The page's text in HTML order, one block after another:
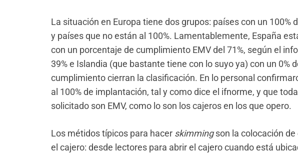
La situación en Europa tiene dos grupos: países con un 100%
y países que no están al 100%. Lamentablemente, España
con un porcentaje de cumplimiento EMV del 71%, según el
39% e Islandia (que bastante tiene con lo suyo ya) con un 0%
cumplimiento cierran la clasificación. En lo personal
al 100% de implantación, tal y como dice el ifnorme, y que
solicitado son EMV, como lo son los cajeros en los que opero.
Los métidos típicos para hacer skimmingson la colocación
el cajero: desde lectores para abrir el cajero cuando está